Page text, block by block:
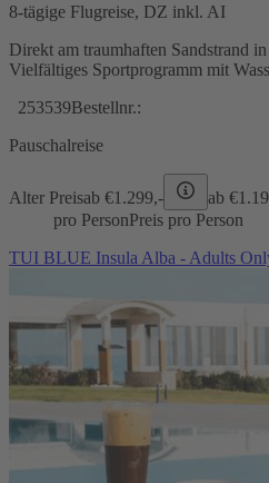
8-tägige Flugreise, DZ inkl. AI
Direkt am traumhaften Sandstrand
Vielfältiges Sportprogramm mit
253539Bestellnr.:
Pauschalreise
Alter Preisab €1.299,- ab €
pro PersonPreis pro Person
TUI BLUE Insula Alba - Adults